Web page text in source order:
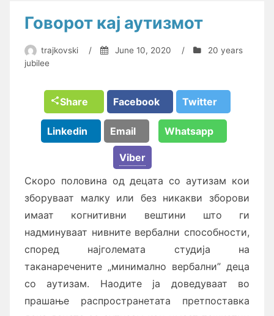
Говорот кај аутизмот
trajkovski / June 10, 2020 /
20 years
jubilee
Share Facebook Twitter
Linkedin Email Whatsapp
Viber
Скоро половина од децата со аутизам кои
зборуваат малку или без никакви зборови
имаат когнитивни вештини што ги
надминуваат нивните вербални способности,
според најголемата студија на
таканаречените „минимално вербални” деца
со аутизам. Наодите ја доведуваат во
прашање распространетата претпоставка